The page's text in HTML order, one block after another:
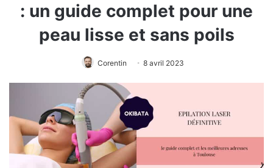
: un guide complet pour une
peau lisse et sans poils
Corentin 8 avril 2023